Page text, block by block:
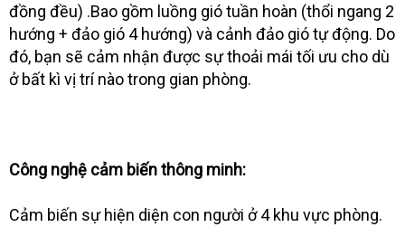
đồng đều) .Bao gồm luồng gió tuần hoàn (thổi ngang 2
hướng + đảo gió 4 hướng) và cảnh đảo gió tự động. Do
đó, bạn sẽ cảm nhận được sự thoải mái tối ưu cho dù
ở bất kì vị trí nào trong gian phòng.
Công nghệ cảm biến thông minh:
Cảm biến sự hiện diện con người ở 4 khu vực phòng.